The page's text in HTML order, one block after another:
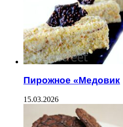
Пирожное «Медовик
15.03.2026